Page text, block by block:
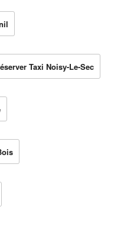
Taxi Noisy-Le-Sec